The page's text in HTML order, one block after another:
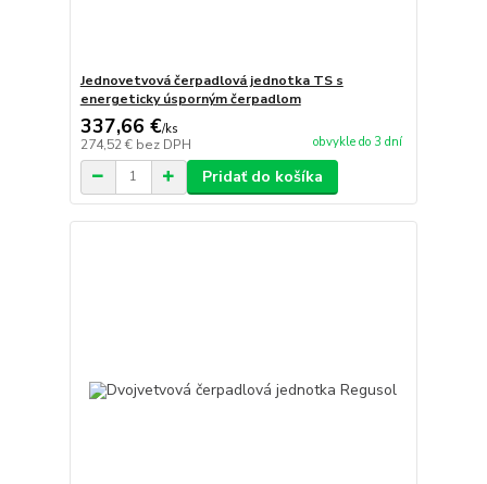
Jednovetvová čerpadlová jednotka TS s
energeticky úsporným čerpadlom
337,66 €/ks
274,52 € bez DPH obvykle do 3 dní
Pridať do košíka